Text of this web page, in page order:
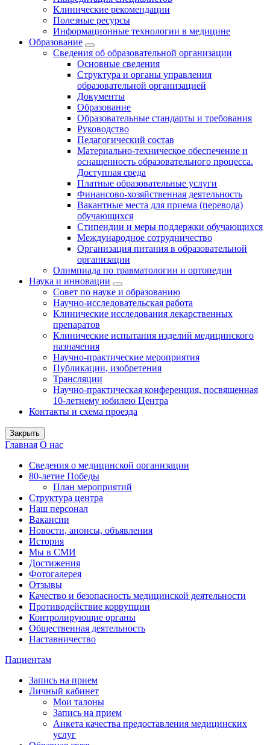
Клинические рекомендации
Полезные ресурсы
Информационные технологии в медицине
Образование
Сведения об образовательной организации
Основные сведения
Структура и органы управления
образовательной организацией
Документы
Образование
Образовательные стандарты и требования
Руководство
Педагогический состав
Материально-техническое обеспечение и
оснащенность образовательного процесса.
Доступная среда
Платные образовательные услуги
Финансово-хозяйственная деятельность
Вакантные места для приема (перевода)
обучающихся
Стипендии и меры поддержки обучающихся
Международное сотрудничество
Организация питания в образовательной
организации
Олимпиада по травматологии и ортопедии
Наука и инновации
Совет по науке и образованию
Научно-исследовательская работа
Клинические исследования лекарственных
препаратов
Клинические испытания изделий медицинского
назначения
Научно-практические мероприятия
Публикации, изобретения
Трансляции
Научно-практическая конференция, посвященная
10-летнему юбилею Центра
Контакты и схема проезда
Закрыть
Главная О нас
Сведения о медицинской организации
80-летие Победы
План мероприятий
Структура центра
Наш персонал
Вакансии
Новости, анонсы, объявления
История
Мы в СМИ
Достижения
Фотогалерея
Отзывы
Качество и безопасность медицинской деятельности
Противодействие коррупции
Контролирующие органы
Общественная деятельность
Наставничество
Пациентам
Запись на прием
Личный кабинет
Мои талоны
Запись на прием
Анкета качества предоставления медицинских
услуг